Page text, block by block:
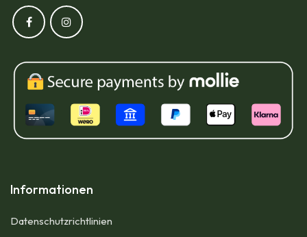
Informationen
Datenschutzrichtlinien